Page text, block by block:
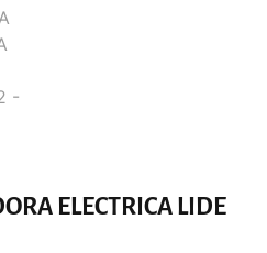
ELECTRICA LIDE